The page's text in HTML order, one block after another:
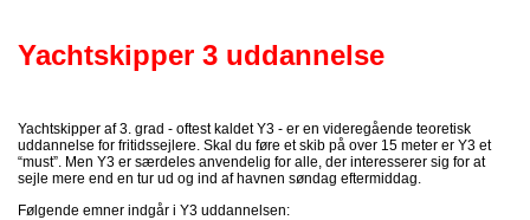
Yachtskipper 3 uddannelse
Yachtskipper af 3. grad - oftest kaldet Y3 - er en videregående teoretisk
uddannelse for fritidssejlere. Skal du føre et skib på over 15 meter er Y3 et
“must”. Men Y3 er særdeles anvendelig for alle, der interesserer sig for at
sejle mere end en tur ud og ind af havnen søndag eftermiddag.
Følgende emner indgår i Y3 uddannelsen: